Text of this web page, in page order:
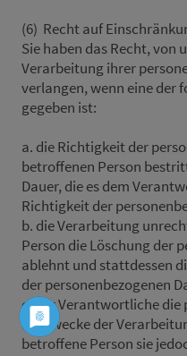
(6) Recht auf
Sie haben das Recht, von
Verarbeitung ihrer
verlangen, wenn eine der
gegeben ist:
a. die Richtigkeit der
betroffenen Person
Dauer, die es dem
Richtigkeit der
b. die Verarbeitung
Person die Löschung der
ablehnt und stattdessen
der personenbezogenen
c. der Verantwortliche die
die Zwecke der
betroffene Person sie